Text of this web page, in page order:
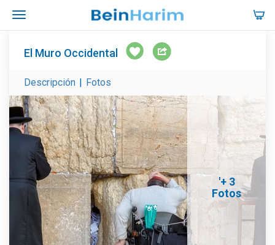
El Muro Occidental
Descripción | Fotos
'+ 3
Fotos